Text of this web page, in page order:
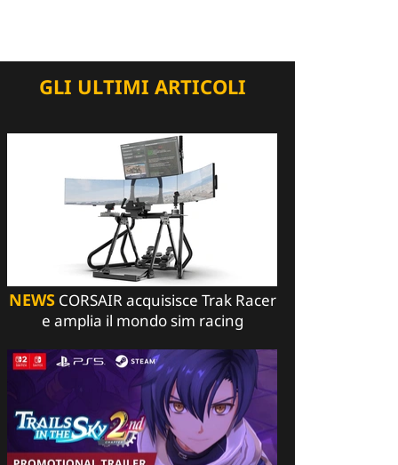
GLI ULTIMI ARTICOLI
NEWSCORSAIR acquisisce Trak Racer
e amplia il mondo sim racing